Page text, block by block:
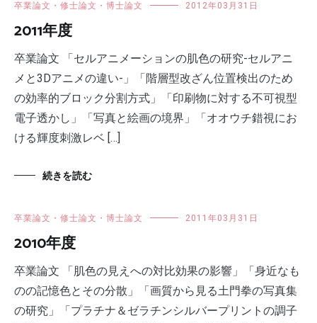
卒業論文・修士論文・博士論文 2012年03月31日
2011年度
卒業論文 「セルアニメーションの肌色の研究-セルアニ
メと3Dアニメの違い-」「階層型改ざん位置検出のため
の効率的ブロック分割方式」「印刷物に対する不可視型
電子透かし」「写真と絵画の境界」「オオウチ錯視にお
ける輝度刺激レベ […]
続きを読む
卒業論文・修士論文・博士論文 2011年03月31日
2010年度
卒業論文 「肌色の見えへの対比効果の影響」「身近なも
のの記憶色とその分散」「画質から見る土門拳の写真集
の研究」「プラチナ＆ゼラチンシルバープリントの調子